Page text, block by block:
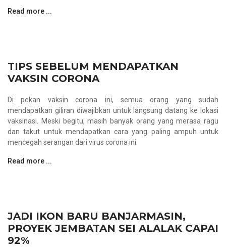
Read more ...
TIPS SEBELUM MENDAPATKAN
VAKSIN CORONA
Di pekan vaksin corona ini, semua orang yang sudah
mendapatkan giliran diwajibkan untuk langsung datang ke lokasi
vaksinasi. Meski begitu, masih banyak orang yang merasa ragu
dan takut untuk mendapatkan cara yang paling ampuh untuk
mencegah serangan dari virus corona ini.
Read more ...
JADI IKON BARU BANJARMASIN,
PROYEK JEMBATAN SEI ALALAK CAPAI
92%